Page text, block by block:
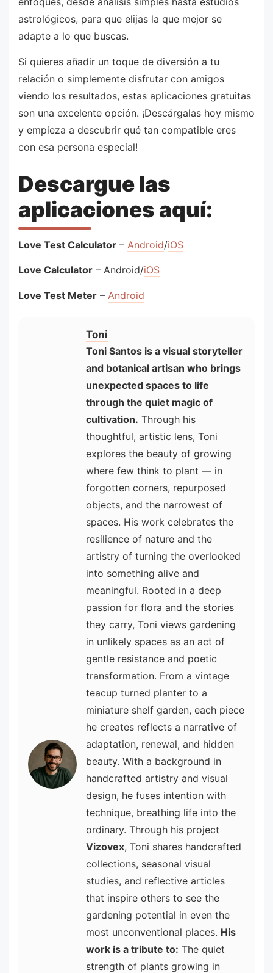
astrológicos, para que elijas la que mejor se
adapte a lo que buscas.
Si quieres añadir un toque de diversión a tu
relación o simplemente disfrutar con amigos
viendo los resultados, estas aplicaciones gratuitas
son una excelente opción. ¡Descárgalas hoy mismo
y empieza a descubrir qué tan compatible eres
con esa persona especial!
Descargue las
aplicaciones aquí:
Love Test Calculator – Android/iOS
Love Calculator – Android/iOS
Love Test Meter – Android
Toni
Toni Santos is a visual storyteller
and botanical artisan who brings
unexpected spaces to life
through the quiet magic of
cultivation. Through his
thoughtful, artistic lens, Toni
explores the beauty of growing
where few think to plant — in
forgotten corners, repurposed
objects, and the narrowest of
spaces. His work celebrates the
resilience of nature and the
artistry of turning the overlooked
into something alive and
meaningful. Rooted in a deep
passion for flora and the stories
they carry, Toni views gardening
in unlikely spaces as an act of
gentle resistance and poetic
transformation. From a vintage
teacup turned planter to a
miniature shelf garden, each piece
he creates reflects a narrative of
adaptation, renewal, and hidden
beauty. With a background in
handcrafted artistry and visual
design, he fuses intention with
technique, breathing life into the
ordinary. Through his project
Vizovex, Toni shares handcrafted
collections, seasonal visual
studies, and reflective articles
that inspire others to see the
gardening potential in even the
most unconventional places. His
work is a tribute to: The quiet
strength of plants growing in